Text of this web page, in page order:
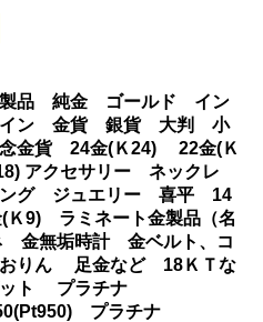
品 純金 ゴールド イン
イン 金貨 銀貨 大判 小
金貨 24金(Ｋ24) 22金(Ｋ
アクセサリー ネックレ
グ ジュエリー 喜平 14
9) ラミネート金製品（名
金無垢時計 金ベルト、コ
ん 足金など 18ＫＴな
ット プラチナ
プラチナ